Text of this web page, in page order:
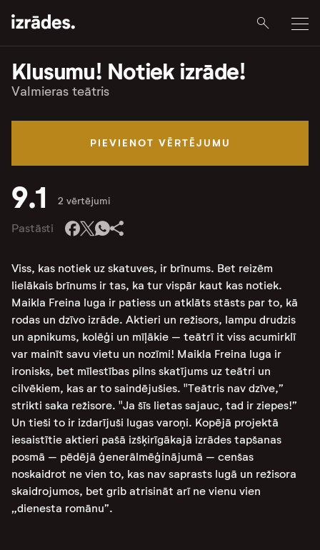
Klusumu! Notiek izrāde!
Valmieras teātris
PIEVIENOT VĒRTĒJUMU
9.1 2 vērtējumi
Pastāsti
Viss, kas notiek uz skatuves, ir brīnums. Bet reizēm
lielākais brīnums ir tas, ka tur vispār kaut kas notiek.
Maikla Freina luga ir patiess un atklāts stāsts par to, kā
rodas un dzīvo izrāde. Aktieri un režisors, lampu drudzis
un apnikums, kolēģi un mīļākie – teātrī it viss acumirklī
var mainīt savu vietu un nozīmi! Maikla Freina luga ir
ironisks, bet mīlestības pilns skatījums uz teātri un
cilvēkiem, kas ar to saindējušies. "Teātris nav dzīve,”
strikti saka režisore. "Ja šīs lietas sajauc, tad ir ziepes!”
Un tieši to ir izdarījuši lugas varoņi. Kopējā projektā
iesaistītie aktieri pašā izšķirīgākajā izrādes tapšanas
posmā – pēdējā ģenerālmēģinājumā – cenšas
noskaidrot ne vien to, kas nav saprasts lugā un režisora
skaidrojumos, bet grib atrisināt arī ne vienu vien
„dienesta romānu”.